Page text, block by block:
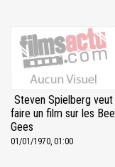
Steven Spielberg veut
faire un film sur les Bee
Gees
01/01/1970, 01:00